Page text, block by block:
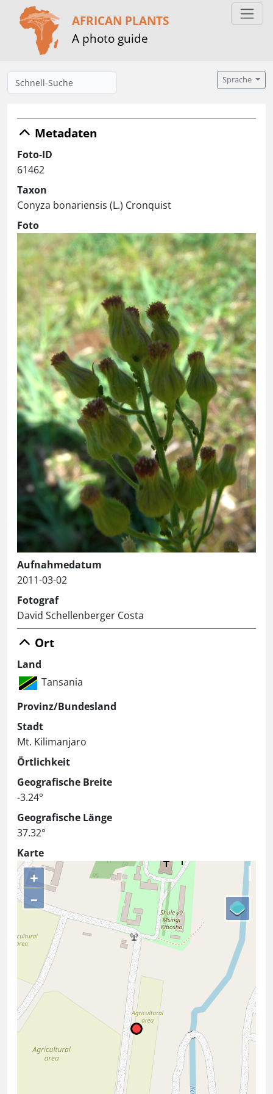
AFRICAN PLANTS
A photo guide
Sprache
Metadaten
Foto-ID
61462
Taxon
Conyza bonariensis (L.) Cronquist
Foto
Aufnahmedatum
2011-03-02
Fotograf
David Schellenberger Costa
Ort
Land
Tansania
Provinz/Bundesland
Stadt
Mt. Kilimanjaro
Örtlichkeit
Geografische Breite
-3.24°
Geografische Länge
37.32°
Karte
+
–